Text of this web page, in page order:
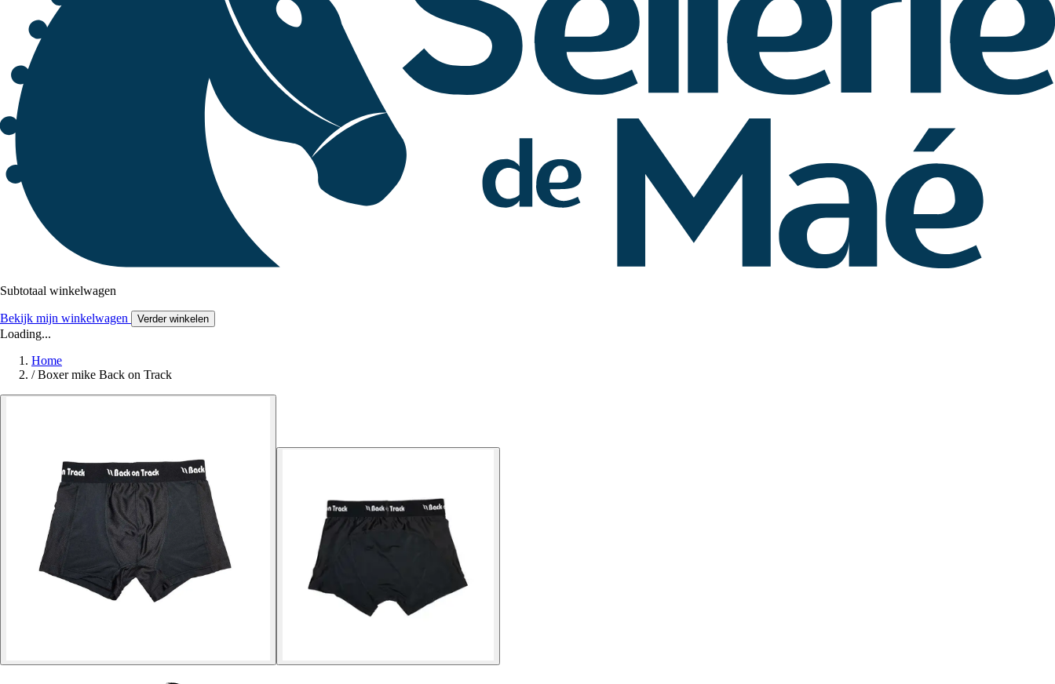
Subtotaal winkelwagen
Bekijk mijn winkelwagen Verder winkelen
Loading...
Home
/ Boxer mike Back on Track